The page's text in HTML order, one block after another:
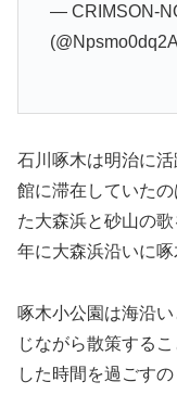
— CRIMSON-
石川啄木は明治に
館に滞在していた
た大森浜と砂山の
年に大森浜沿いに啄
啄木小公園は海沿
じながら散策する
した時間を過ごすの